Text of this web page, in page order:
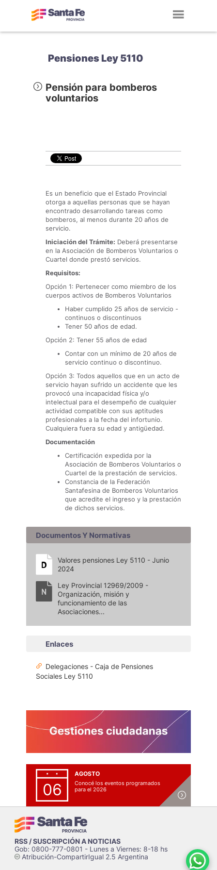
Pensiones Ley 5110
Pensión para bomberos
voluntarios
Es un beneficio que el Estado Provincial
otorga a aquellas personas que se hayan
encontrado desarrollando tareas como
bomberos, al menos durante 20 años de
servicio.
Iniciación del Trámite: Deberá presentarse
en la Asociación de Bomberos Voluntarios o
Cuartel donde prestó servicios.
Requisitos:
Opción 1: Pertenecer como miembro de los
cuerpos activos de Bomberos Voluntarios
Haber cumplido 25 años de servicio -
continuos o discontinuos
Tener 50 años de edad.
Opción 2: Tener 55 años de edad
Contar con un mínimo de 20 años de
servicio continuo o discontinuo.
Opción 3: Todos aquellos que en un acto de
servicio hayan sufrido un accidente que les
provocó una incapacidad física y/o
intelectual para el desempeño de cualquier
actividad compatible con sus aptitudes
profesionales a la fecha del infortunio.
Cualquiera fuera su edad y antigüedad.
Documentación
Certificación expedida por la
Asociación de Bomberos Voluntarios o
Cuartel de la prestación de servicios.
Constancia de la Federación
Santafesina de Bomberos Voluntarios
que acredite el ingreso y la prestación
de dichos servicios.
Documentos Y Normativas
Valores pensiones Ley 5110 - Junio
2024
Ley Provincial 12969/2009 -
Organización, misión y
funcionamiento de las
Asociaciones...
Enlaces
Delegaciones - Caja de Pensiones
Sociales Ley 5110
06
AGOSTO
Conocé los eventos programados
para el 2026
RSS / SUSCRIPCIÓN A NOTICIAS
Gob: 0800-777-0801 - Lunes a Viernes: 8-18 hs
cAtribución-CompartirIgual 2.5 Argentina